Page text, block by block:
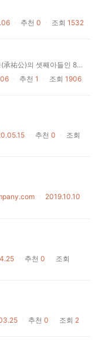
추천 0 조회 1532
주부공계(主簿公系) 승우공(承祐公)의 셋째아들인 8세손 안도공(安度公)의 자(子)인 9세손 치정공(致正公)이 군기감(軍資監) 주부(主簿)를 역임하여 그 자손을 주부공계로 하였다. 한분의 아드님 10세손 보주(補柱)공은 참봉(參奉)이셨고, 한분의 손자 11세손 극녕(克寧)공도 참봉이셨다. 춘은공계(春隱公系) 14세손 이성공(以性公)의 호가 춘은거사(春隱居士)로써 그 부친인 13세 효립공(孝立公)부터 춘은공계라 하였다, 그 후손으로 24세손 병길(秉吉)公께서는 중앙정보부 분산분실장, 강원도지사, 영월엄씨중앙종친회 초대부터 제6대까지 회장을 역임하셨고, 시
추천 1 조회 1906
추천 0
조회
2019.10.10
추천 0
조회
추천 0 조회 2